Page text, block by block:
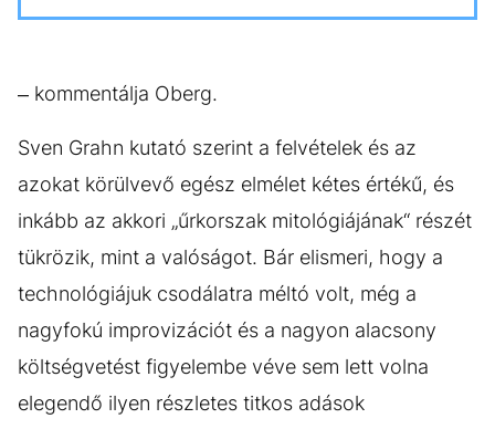
– kommentálja Oberg.
Sven Grahn kutató szerint a felvételek és az
azokat körülvevő egész elmélet kétes értékű, és
inkább az akkori „űrkorszak mitológiájának“ részét
tükrözik, mint a valóságot. Bár elismeri, hogy a
technológiájuk csodálatra méltó volt, még a
nagyfokú improvizációt és a nagyon alacsony
költségvetést figyelembe véve sem lett volna
elegendő ilyen részletes titkos adások